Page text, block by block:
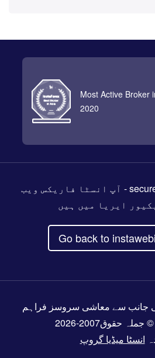
Most Active Broker
2020
- آپ انسٹا فاریکس ویب
ایریا میں ہیں
Go back to
جانب سے معاشی سروسز فراہم
حقوق2007-2026
انسٹا میڈیا گروپ